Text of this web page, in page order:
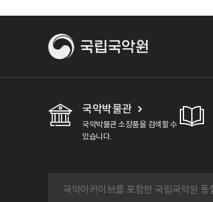
국악박물관
국악박물관 소장품을 검색할 수
있습니다.